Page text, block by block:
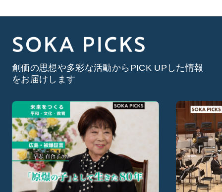
SOKA PICKS
創価の思想や多彩な活動からPICK UPした情報
をお届けします